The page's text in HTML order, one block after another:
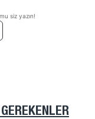
siz yazın!